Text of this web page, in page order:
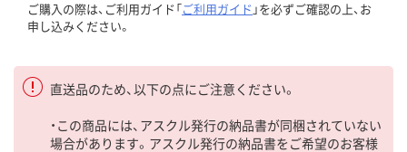
ご購入の際は、ご利用ガイド「ご利用ガイド 」を必ずご確認の上、お
申し込みください。
直送品のため、以下の点にご注意ください。
・この商品には、アスクル発行の納品書が同梱されていない
場合があります。アスクル発行の納品書をご希望のお客様